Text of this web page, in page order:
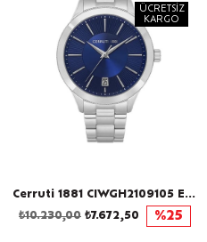
Cerruti 1881 CIWGH2109105 Erkek Kol Saati
ÜCRETSIZ
KARGO
₺7.672,50
₺10.230,00 %25